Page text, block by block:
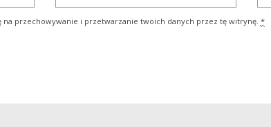
na przechowywanie i przetwarzanie twoich danych przez tę witrynę. *